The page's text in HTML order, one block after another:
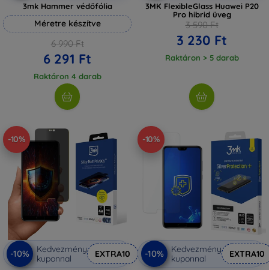
3mk Hammer védőfólia
Méretre készítve
6 990 Ft
6 291 Ft
Raktáron 4 darab
3MK FlexibleGlass Huawei P20
Pro hibrid üveg
3 590 Ft
3 230 Ft
Raktáron > 5 darab
-10%
-10%
Kedvezmény
kuponnal
EXTRA10
-10%
-10%
Kedvezmény
kuponnal
EXTRA10